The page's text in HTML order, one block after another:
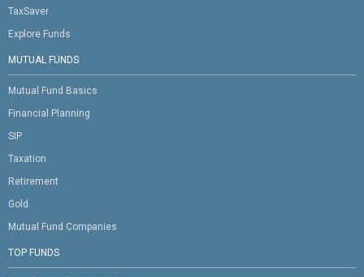
TaxSaver
Explore Funds
MUTUAL FUNDS
Mutual Fund Basics
Financial Planning
SIP
Taxation
Retirement
Gold
Mutual Fund Companies
TOP FUNDS